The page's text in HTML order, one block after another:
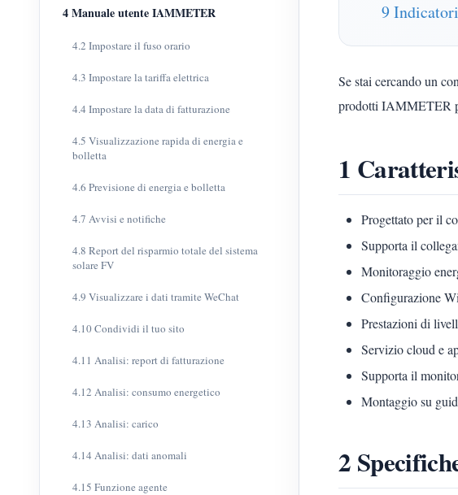
4 Manuale utente IAMMETER
4.2 Impostare il fuso orario
4.3 Impostare la tariffa elettrica
4.4 Impostare la data di fatturazione
4.5 Visualizzazione rapida di energia e
bolletta
4.6 Previsione di energia e bolletta
4.7 Avvisi e notifiche
4.8 Report del risparmio totale del sistema
solare FV
4.9 Visualizzare i dati tramite WeChat
4.10 Condividi il tuo sito
4.11 Analisi: report di fatturazione
4.12 Analisi: consumo energetico
4.13 Analisi: carico
4.14 Analisi: dati anomali
4.15 Funzione agente
9 Indicatori
Se stai cercando un
prodotti IAMMETER
1
Progettato per il
Supporta il
Monitoraggio
Configurazione
Prestazioni di
Servizio cloud e
Supporta il
Montaggio su
2